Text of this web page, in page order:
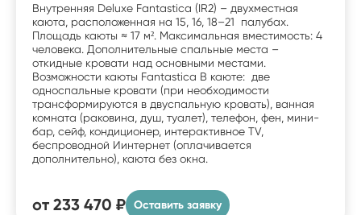
Внутренняя Deluxe Fantastica (IR2) – двухместная
каюта, расположенная на 15, 16, 18–21 палубах.
Площадь каюты ≈ 17 м². Максимальная вместимость: 4
человека. Дополнительные спальные места –
откидные кровати над основными местами.
Возможности каюты Fantastica В каюте: две
односпальные кровати (при необходимости
трансформируются в двуспальную кровать), ванная
комната (раковина, душ, туалет), телефон, фен, мини-
бар, сейф, кондиционер, интерактивное TV,
беспроводной Иинтернет (оплачивается
дополнительно), каюта без окна.
от 233 470 ₽ Оставить заявку